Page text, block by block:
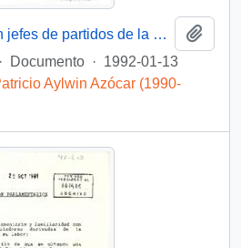
Minuta de reunión con jefes de partidos de la Concertación
· Documento · 1992-01-13
Aylwin Azócar (1990-